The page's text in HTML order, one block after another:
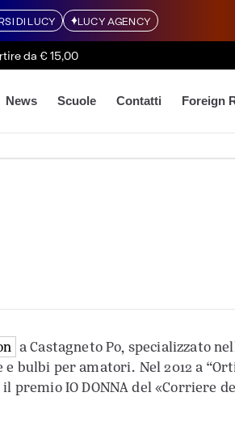
DI LUCY LUCY AGENCY
da € 15,00
News Scuole Contatti Foreign
a Castagneto Po, specializzato
bulbi per amatori. Nel 2012 a
IO DONNA del «Corriere